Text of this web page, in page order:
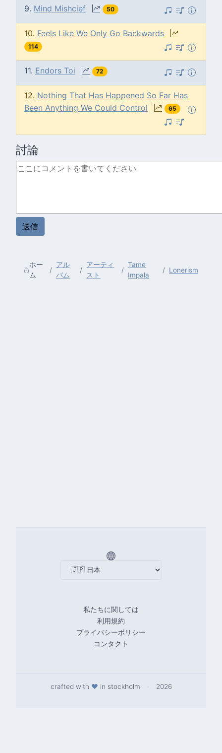
9. Mind Mishcief 50
10. Feels Like We Only Go Backwards
114
11. Endors Toi 72
12. Nothing That Has Happened So Far Has
Been Anything We Could Control
65
討論
ホー
ム
アル
バム
アーティ
スト
Tame
Impala
Lonerism
私たちに関しては
利用規約
プライバシーポリシー
コンタクト
crafted with ♥ in stockholm 2026